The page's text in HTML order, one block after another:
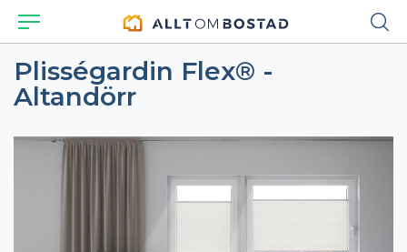
Plisségardin Flex® -
Altandörr